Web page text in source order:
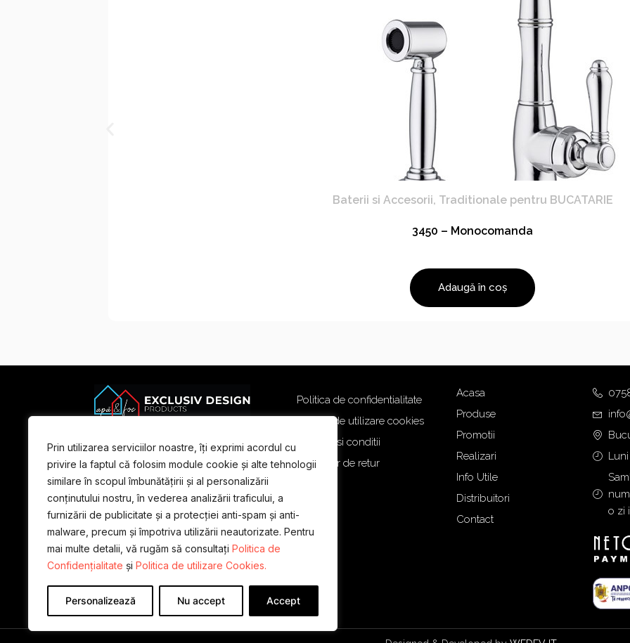
Prin utilizarea serviciilor noastre, îți exprimi acordul cu
privire la faptul că folosim module cookie și alte tehnologii
similare în scopul îmbunătățirii și al personalizării
conținutului nostru, în vederea analizării traficului, a
furnizării de publicitate și a protecției anti-spam și anti-
malware, precum și împotriva utilizării neautorizate. Pentru
mai multe detalii, vă rugăm să consultați Politica de
Confidențialitate și Politica de utilizare Cookies.
Personalizează Nu accept Accept
Baterii si Accesorii, Traditionale pentru BUCATARIE
3450 – Monocomanda
Adaugă în coș
Politica de confidentialitate
Politica de utilizare cookies
Termeni si conditii
Formular de retur
Acasa
Produse
Promotii
Realizari
Info Utile
Distribuitori
Contact
o zi